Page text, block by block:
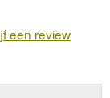
een review